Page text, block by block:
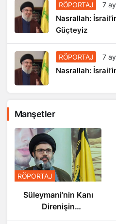
RÖPORTAJ 7
Nasrallah:
Güçteyiz
RÖPORTAJ 7
Nasrallah:
Manşetler
RÖPORTAJ
Süleymani’nin Kanı
Direnişin